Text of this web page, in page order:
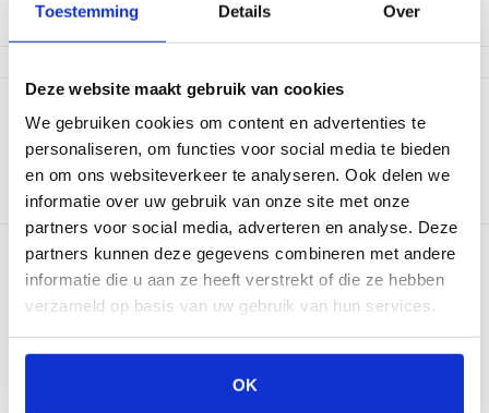
Toestemming Details Over
Deze website maakt gebruik van cookies
We gebruiken cookies om content en advertenties te
personaliseren, om functies voor social media te bieden
en om ons websiteverkeer te analyseren. Ook delen we
informatie over uw gebruik van onze site met onze
partners voor social media, adverteren en analyse. Deze
partners kunnen deze gegevens combineren met andere
informatie die u aan ze heeft verstrekt of die ze hebben
verzameld op basis van uw gebruik van hun services.
OK
Let op, nog maar 2 op voorraad
Het Weber bovenrooster voor barbecues van 67 cm is ideaal om
uw vlees op te bakken. In het Weber bovenrooster zelf zit een
scharnierend gedeelte waardoor de briketten aangevuld kunnen
worden zonder het rooster van de barbecue af te halen.
Bekijk dit product in onze winkels
Amsterdam
Breda
Eindhoven
Groningen